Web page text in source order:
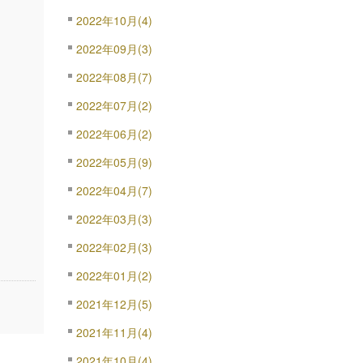
2022年10月(4)
2022年09月(3)
2022年08月(7)
2022年07月(2)
2022年06月(2)
2022年05月(9)
2022年04月(7)
2022年03月(3)
2022年02月(3)
2022年01月(2)
2021年12月(5)
2021年11月(4)